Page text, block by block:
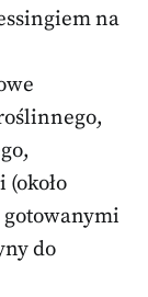
na
gotowanymi
do